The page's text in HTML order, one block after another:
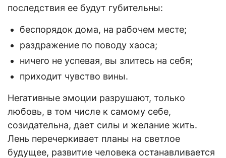
последствия ее будут губительны:
беспорядок дома, на рабочем месте;
раздражение по поводу хаоса;
ничего не успевая, вы злитесь на себя;
приходит чувство вины.
Негативные эмоции разрушают, только
любовь, в том числе к самому себе,
созидательна, дает силы и желание жить.
Лень перечеркивает планы на светлое
будущее, развитие человека останавливается